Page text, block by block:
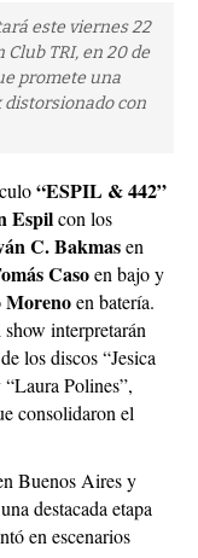
este viernes 22
TRI, en 20 de
promete una
distorsionado con
“ESPIL & 442”
Espilcon los
C. Bakmasen
Casoen bajo y
Morenoen batería.
interpretarán
los discos “Jesica
Polines”,
consolidaron el
Buenos Aires y
destacada etapa
en escenarios